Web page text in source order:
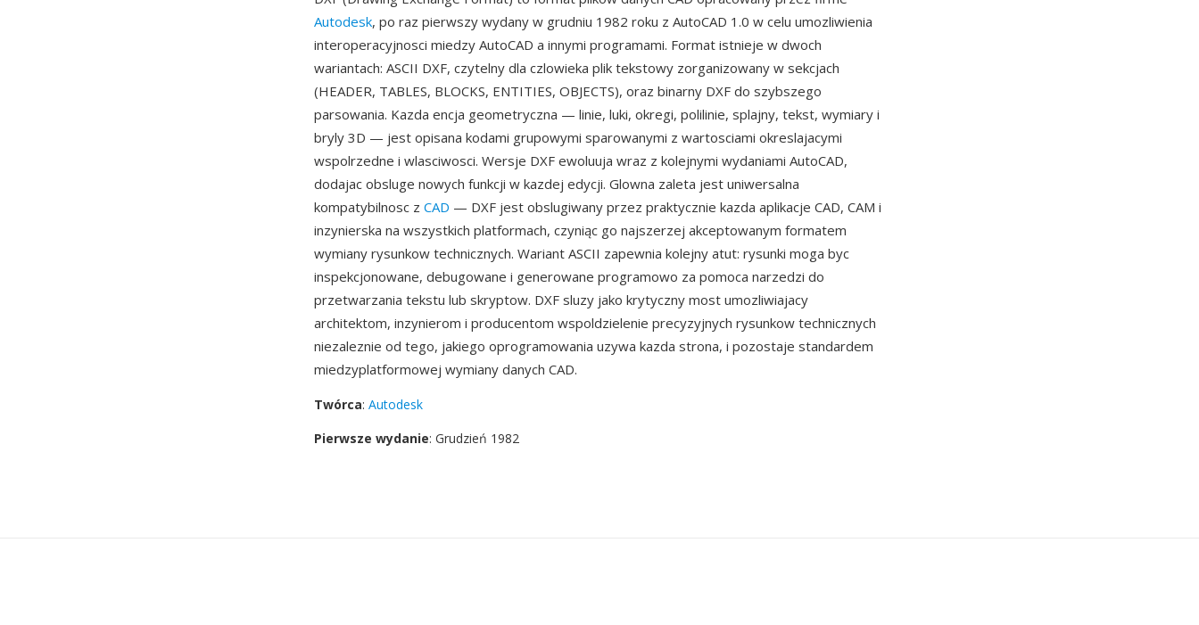
Autodesk, po raz pierwszy wydany w grudniu 1982 roku z AutoCAD 1.0 w celu umozliwienia
interoperacyjnosci miedzy AutoCAD a innymi programami. Format istnieje w dwoch
wariantach: ASCII DXF, czytelny dla czlowieka plik tekstowy zorganizowany w sekcjach
(HEADER, TABLES, BLOCKS, ENTITIES, OBJECTS), oraz binarny DXF do szybszego
parsowania. Kazda encja geometryczna — linie, luki, okregi, polilinie, splajny, tekst, wymiary i
bryly 3D — jest opisana kodami grupowymi sparowanymi z wartosciami okreslajacymi
wspolrzedne i wlasciwosci. Wersje DXF ewoluuja wraz z kolejnymi wydaniami AutoCAD,
dodajac obsluge nowych funkcji w kazdej edycji. Glowna zaleta jest uniwersalna
kompatybilnosc z CAD — DXF jest obslugiwany przez praktycznie kazda aplikacje CAD, CAM i
inzynierska na wszystkich platformach, czyniąc go najszerzej akceptowanym formatem
wymiany rysunkow technicznych. Wariant ASCII zapewnia kolejny atut: rysunki moga byc
inspekcjonowane, debugowane i generowane programowo za pomoca narzedzi do
przetwarzania tekstu lub skryptow. DXF sluzy jako krytyczny most umozliwiajacy
architektom, inzynierom i producentom wspoldzielenie precyzyjnych rysunkow technicznych
niezaleznie od tego, jakiego oprogramowania uzywa kazda strona, i pozostaje standardem
miedzyplatformowej wymiany danych CAD.
Twórca: Autodesk
Pierwsze wydanie: Grudzień 1982